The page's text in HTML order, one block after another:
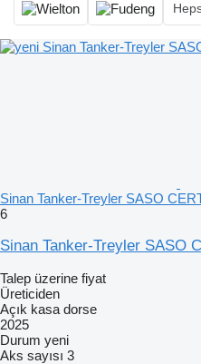
Sinan Tanker-Treyler SASO
6
Sinan Tanker-Treyler SASO
Talep üzerine fiyat
Üreticiden
Açık kasa dorse
2025
Durum yeni
Aks sayısı 3